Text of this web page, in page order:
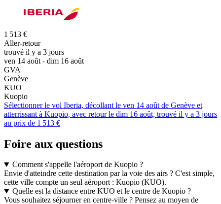
1 513 €
Aller-retour
trouvé il y a 3 jours
ven 14 août - dim 16 août
GVA
Genève
KUO
Kuopio
Sélectionner le vol Iberia, décollant le ven 14 août de Genève et
atterrissant à Kuopio, avec retour le dim 16 août, trouvé il y a 3 jours
au prix de 1 513 €
Foire aux questions
Comment s'appelle l'aéroport de Kuopio ?
Envie d'atteindre cette destination par la voie des airs ? C'est simple,
cette ville compte un seul aéroport : Kuopio (KUO).
Quelle est la distance entre KUO et le centre de Kuopio ?
Vous souhaitez séjourner en centre-ville ? Pensez au moyen de